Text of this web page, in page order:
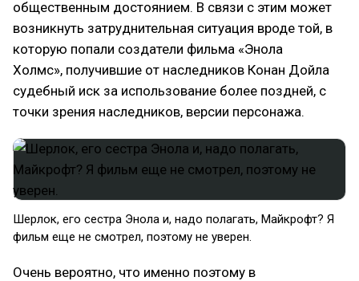
общественным достоянием. В связи с этим может
возникнуть затруднительная ситуация вроде той, в
которую попали создатели фильма «Энола
Холмс», получившие от наследников Конан Дойла
судебный иск за использование более поздней, с
точки зрения наследников, версии персонажа.
Шерлок, его сестра Энола и, надо полагать, Майкрофт? Я
фильм еще не смотрел, поэтому не уверен.
Очень вероятно, что именно поэтому в